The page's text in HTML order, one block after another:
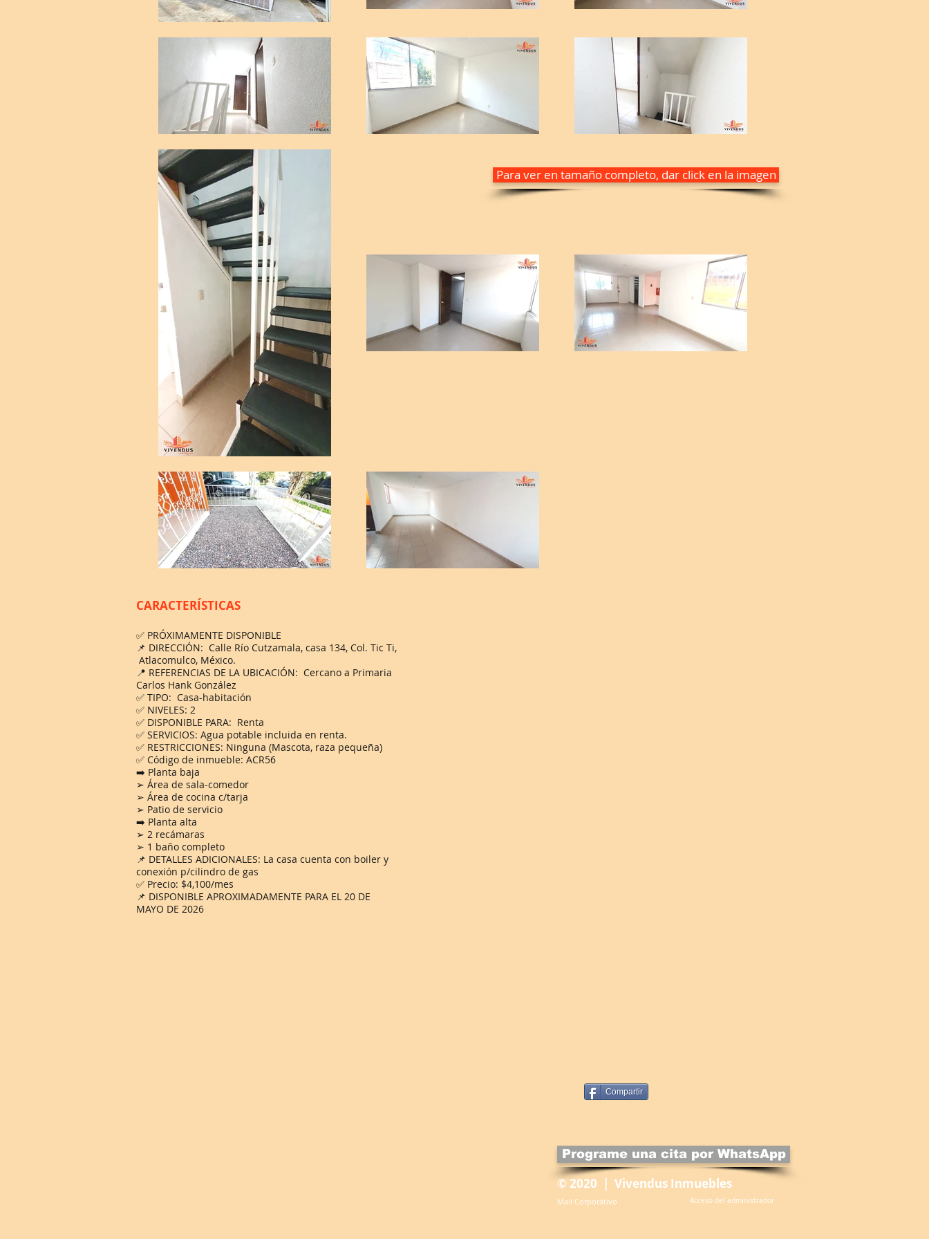
Para ver en tamaño completo, dar click en la imagen
CARACTERÍSTICAS
✅ PRÓXIMAMENTE DISPONIBLE
📌 DIRECCIÓN: Calle Río Cutzamala, casa 134, Col. Tic Ti,
Atlacomulco, México.
📍 REFERENCIAS DE LA UBICACIÓN: Cercano a Primaria
Carlos Hank González
✅ TIPO: Casa-habitación
✅ NIVELES: 2
✅ DISPONIBLE PARA: Renta
✅ SERVICIOS: Agua potable incluida en renta.
✅ RESTRICCIONES: Ninguna (Mascota, raza pequeña)
✅ Código de inmueble: ACR56
➡️ Planta baja
➢ Área de sala-comedor
➢ Área de cocina c/tarja
➢ Patio de servicio
➡️ Planta alta
➢ 2 recámaras
➢ 1 baño completo
📌 DETALLES ADICIONALES: La casa cuenta con boiler y
conexión p/cilindro de gas
✅ Precio: $4,100/mes
📌 DISPONIBLE APROXIMADAMENTE PARA EL 20 DE
MAYO DE 2026
Compartir
Programe una cita por WhatsApp
© 2020 | Vivendus Inmuebles
Mail Corporativo Acceso del administrador